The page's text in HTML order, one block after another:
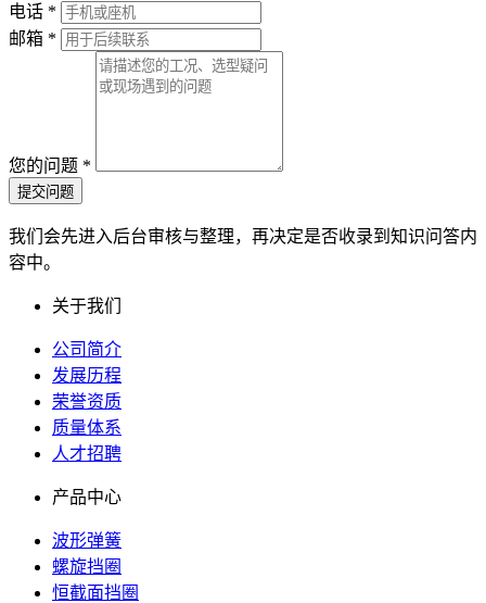
电话 *
邮箱 *
您的问题 *
提交问题
我们会先进入后台审核与整理，再决定是否收录到知识问答内
容中。
关于我们
公司简介
发展历程
荣誉资质
质量体系
人才招聘
产品中心
波形弹簧
螺旋挡圈
恒截面挡圈